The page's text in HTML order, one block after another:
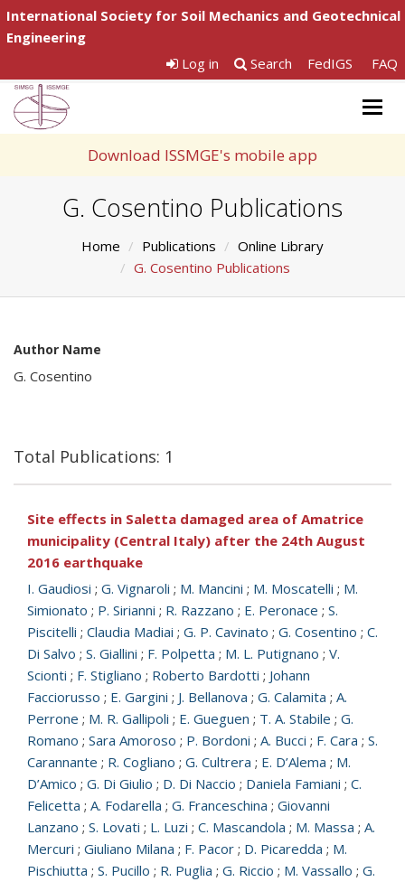
International Society for Soil Mechanics and Geotechnical
Engineering
Log in
Search FedIGS FAQ
Download ISSMGE's mobile app
G. Cosentino Publications
Home Publications
Online Library
G. Cosentino Publications
Author Name
G. Cosentino
Total Publications: 1
Site effects in Saletta damaged area of Amatrice
municipality (Central Italy) after the 24th August
2016 earthquake
I. Gaudiosi ; G. Vignaroli ; M. Mancini ; M. Moscatelli ; M.
Simionato ; P. Sirianni ; R. Razzano ; E. Peronace ; S.
Piscitelli ; Claudia Madiai ; G. P. Cavinato ; G. Cosentino ; C.
Di Salvo ; S. Giallini ; F. Polpetta ; M. L. Putignano ; V.
Scionti ; F. Stigliano ; Roberto Bardotti ; Johann
Facciorusso ; E. Gargini ; J. Bellanova ; G. Calamita ; A.
Perrone ; M. R. Gallipoli ; E. Gueguen ; T. A. Stabile ; G.
Romano ; Sara Amoroso ; P. Bordoni ; A. Bucci ; F. Cara ; S.
Carannante ; R. Cogliano ; G. Cultrera ; E. D’Alema ; M.
D’Amico ; G. Di Giulio ; D. Di Naccio ; Daniela Famiani ; C.
Felicetta ; A. Fodarella ; G. Franceschina ; Giovanni
Lanzano ; S. Lovati ; L. Luzi ; C. Mascandola ; M. Massa ; A.
Mercuri ; Giuliano Milana ; F. Pacor ; D. Picaredda ; M.
Pischiutta ; S. Pucillo ; R. Puglia ; G. Riccio ; M. Vassallo ; G.